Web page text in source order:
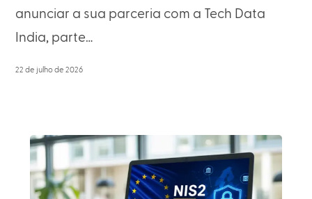
anunciar a sua parceria com a Tech Data
India, parte…
22 de julho de 2026